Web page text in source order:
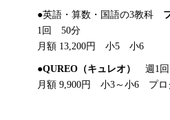
●英語・算数・国語の3教科
1回 50分
月額 13,200円 小5 小6
●QUREO（キュレオ）
週1
月額 9,900円 小3～小6 プロ